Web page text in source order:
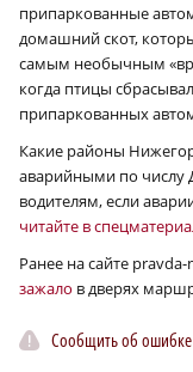
припаркованные
домашний скот,
самым необычным
когда птицы
припаркованных
Какие районы
аварийными по числу
водителям, если
читайте в
Ранее на сайте
зажало в дверях
Сообщить об ошибке